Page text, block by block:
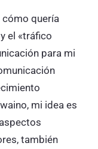
quería
el «tráfico
para mi
mi idea es
también